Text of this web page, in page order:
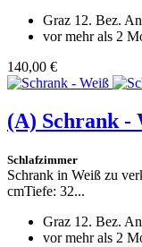
Graz 12. Bez.
vor mehr als 2
140,00 €
(A) Schrank -
Schlafzimmer
Schrank in Weiß zu
cmTiefe: 32...
Graz 12. Bez.
vor mehr als 2